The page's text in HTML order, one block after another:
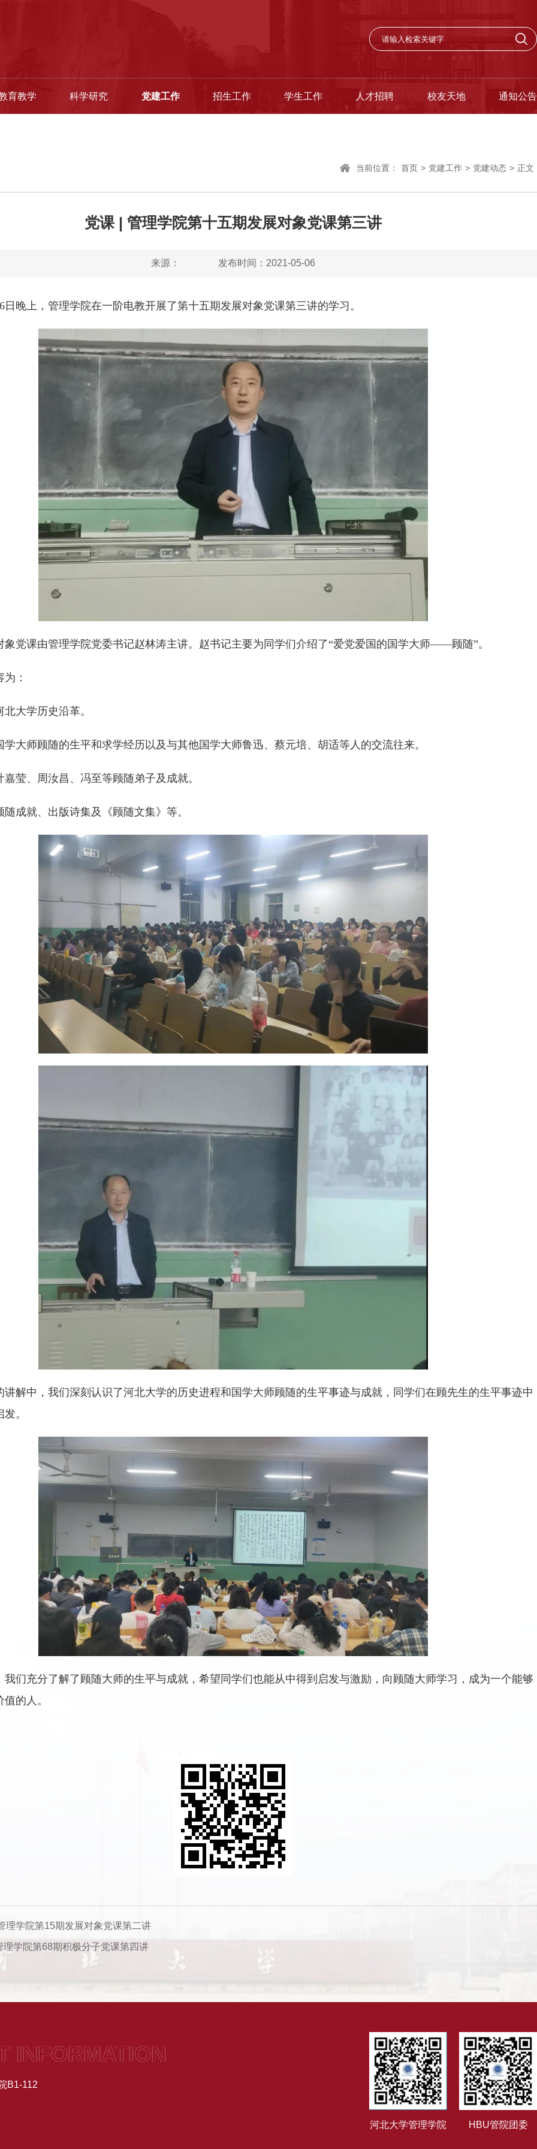
育教学 科学研究 党建工作 招生工作 学生工作 人才招聘 校友天地 通知公告
当前位置： 首页 > 党建工作 > 党建动态 > 正文
党课 | 管理学院第十五期发展对象党课第三讲
来源： 发布时间：2021-05-06
日晚上，管理学院在一阶电教开展了第十五期发展对象党课第三讲的学习。
象党课由管理学院党委书记赵林涛主讲。赵书记主要为同学们介绍了“爱党爱国的国学大师——顾随”。
：
大学历史沿革。
学大师顾随的生平和求学经历以及与其他国学大师鲁迅、蔡元培、胡适等人的交流往来。
嘉莹、周汝昌、冯至等顾随弟子及成就。
随成就、出版诗集及《顾随文集》等。
讲解中，我们深刻认识了河北大学的历史进程和国学大师顾随的生平事迹与成就，同学们在顾先生的生平事迹中
。
我们充分了解了顾随大师的生平与成就，希望同学们也能从中得到启发与激励，向顾随大师学习，成为一个能够
的人。
理学院第15期发展对象党课第二讲
理学院第68期积极分子党课第四讲
INFORMATION
B1-112
河北大学管理学院 HBU管院团委